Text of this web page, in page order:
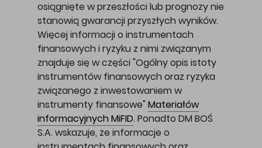
osiągnięte w przeszłości lub prognozy nie
stanowią gwarancji przyszłych wyników.
Więcej informacji o instrumentach
finansowych i ryzyku z nimi związanym
znajduje się w części "Ogólny opis istoty
instrumentów finansowych oraz ryzyka
związanego z inwestowaniem w
instrumenty finansowe" Materiałów
informacyjnych MiFID. Ponadto DM BOŚ
S.A. wskazuje, że informacje o